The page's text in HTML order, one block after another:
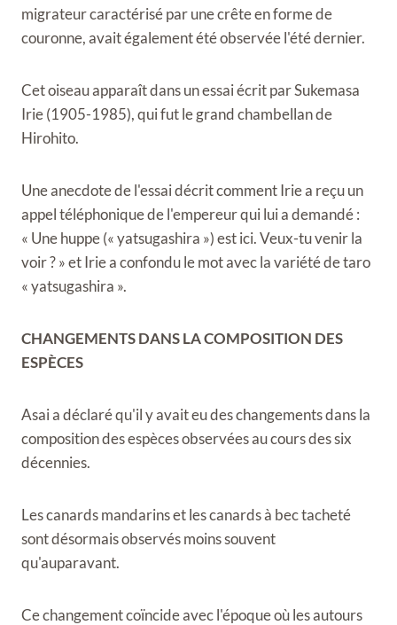
migrateur caractérisé par une crête en forme de
couronne, avait également été observée l'été dernier.
Cet oiseau apparaît dans un essai écrit par Sukemasa
Irie (1905-1985), qui fut le grand chambellan de
Hirohito.
Une anecdote de l'essai décrit comment Irie a reçu un
appel téléphonique de l'empereur qui lui a demandé :
« Une huppe (« yatsugashira ») est ici. Veux-tu venir la
voir ? » et Irie a confondu le mot avec la variété de taro
« yatsugashira ».
CHANGEMENTS DANS LA COMPOSITION DES
ESPÈCES
Asai a déclaré qu'il y avait eu des changements dans la
composition des espèces observées au cours des six
décennies.
Les canards mandarins et les canards à bec tacheté
sont désormais observés moins souvent
qu'auparavant.
Ce changement coïncide avec l'époque où les autours